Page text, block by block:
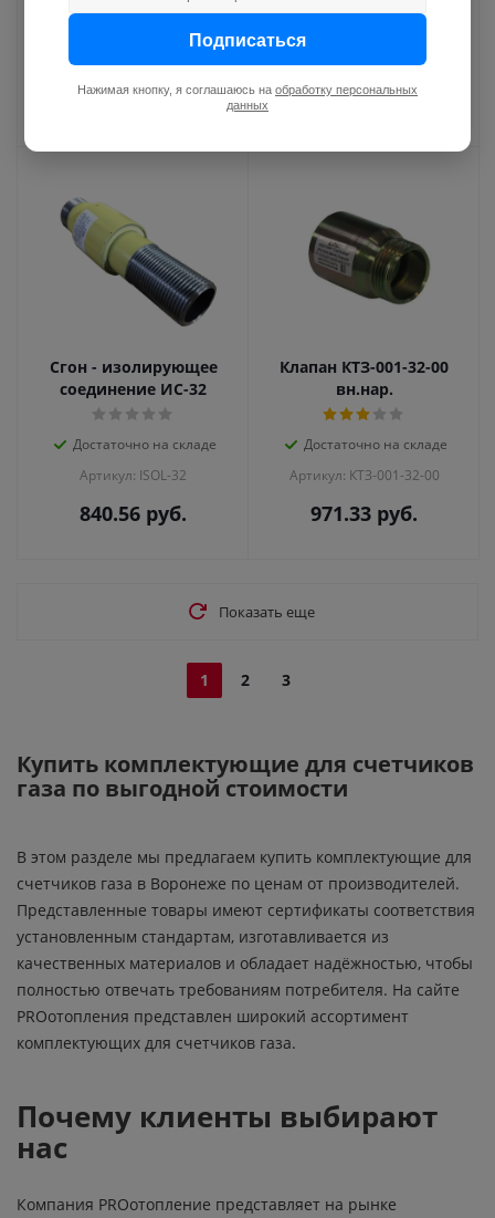
Достаточно на складе
Артикул: FMC02-2
554.19руб.
Артикул: KIT-DN32-134
711руб.
Сгон - изолирующее
соединение ИС-32
Достаточно на складе
Артикул: ISOL-32
840.56 руб.
Клапан КТЗ-001-32-00
вн.нар.
Достаточно на складе
Артикул: КТЗ-001-32-00
971.33 руб.
Показать еще
1 2 3
Купить комплектующие для счетчиков
газа по выгодной стоимости
В этом разделе мы предлагаем купить комплектующие для
счетчиков газа в Воронеже по ценам от производителей.
Представленные товары имеют сертификаты соответствия
установленным стандартам, изготавливается из
качественных материалов и обладает надёжностью, чтобы
полностью отвечать требованиям потребителя. На сайте
PROотопления представлен широкий ассортимент
комплектующих для счетчиков газа.
Почему клиенты выбирают
нас
Компания PROотопление представляет на рынке
Подписаться
Нажимая кнопку, я соглашаюсь на обработку персональных
данных